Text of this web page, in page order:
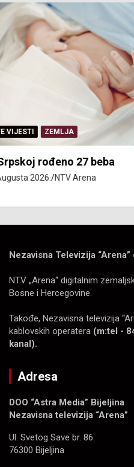
SERVISNE INFORMACIJE
Isključenja vode –
4. Augusta 2026. NTV Arena
Nezavisna Televizija
NTV „Arena“ digitalnim
Bosne i Hercegovine.
Takođe, Nezavisna televizija
kablovskih operatera (m:tel -
kanal).
Adresa
DOO “Astra Media” Bijeljina
Nezavisna televizija “Arena”
Ul. Svetog Save br. 86.
76300 Bijeljina